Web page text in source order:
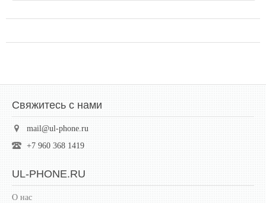
Свяжитесь с нами
mail@ul-phone.ru
+7 960 368 1419
UL-PHONE.RU
О нас